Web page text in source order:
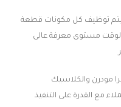
توظيف كل مكونات قطعة
الوقت مستوى معرفة عالى
مودرن والكلاسيك
مع القدرة على التنفيذ